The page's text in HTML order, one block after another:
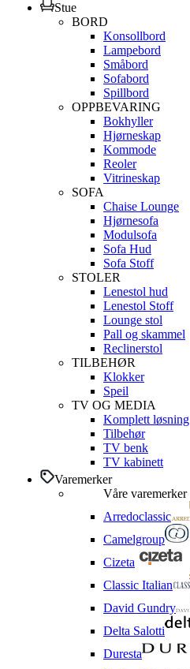
Stue
BORD
Konsollbord
Lampebord
Småbord
Sofabord
Spillbord
OPPBEVARING
Bokhyller
Hjørneskap
Kommode
Reoler
Vitrineskap
SOFA
Chaise Lounge
Hjørnesofa
Modulsofa
Sofa Hud
Sofa Stoff
STOLER
Lenestol hud
Lenestol Stoff
Lounge stol
Pall og skammel
Reclinerstol
TILBEHØR
Klokker
Speil
TV OG MEDIA
Komplett løsning
Tilbehør
TV benk
TV kabinett
Varemerker
Våre varemerker
Arredoclassic
Camelgroup
Cizeta
Classic Italian
David Gundry
Delta Salotti
Duresta